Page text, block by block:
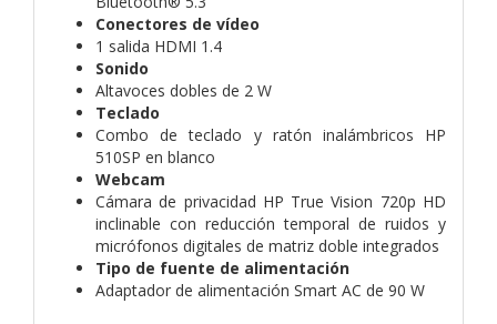
Conectores de vídeo
1 salida HDMI 1.4
Sonido
Altavoces dobles de 2 W
Teclado
Combo de teclado y ratón inalámbricos HP
510SP en blanco
Webcam
Cámara de privacidad HP True Vision 720p HD
inclinable con reducción temporal de ruidos y
micrófonos digitales de matriz doble integrados
Tipo de fuente de alimentación
Adaptador de alimentación Smart AC de 90 W